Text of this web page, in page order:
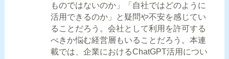
ものではないのか」「自社ではどのように
活用できるのか」と疑問や不安を感じてい
ることだろう。会社として利用を許可する
べきか悩む経営層もいることだろう。本連
載では、企業におけるChatGPT活用につい